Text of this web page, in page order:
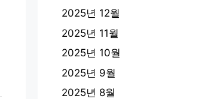
2025년 12월
2025년 11월
2025년 10월
2025년 9월
2025년 8월